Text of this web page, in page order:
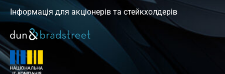
Інформація для акціонерів та стейкхолдерів